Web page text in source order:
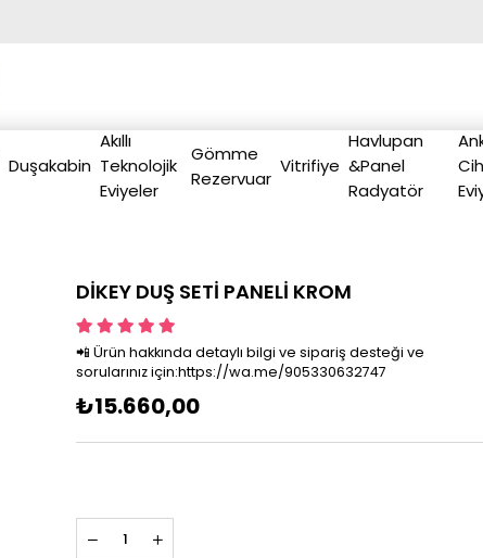
Duşakabin
Akıllı
Teknolojik
Eviyeler
Gömme
Rezervuar
Vitrifiye
Havlupan
&Panel
Radyatör
DİKEY DUŞ SETİ PANELİ KROM
📲 Ürün hakkında detaylı bilgi ve sipariş desteği ve
sorularınız için:https://wa.me/905330632747
₺15.660,00